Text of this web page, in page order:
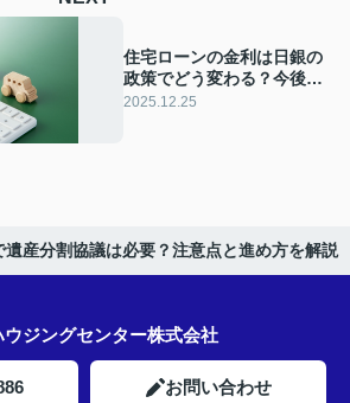
住宅ローンの金利は日銀の
政策でどう変わる？今後の
動向と対策を知ろう
2025.12.25
遺産分割協議は必要？注意点と進め方を解説
ウジングセンター株式会社
お問い合わせ